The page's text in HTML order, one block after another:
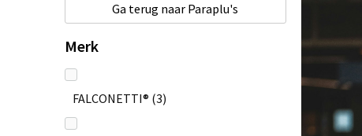
Ga terug naar Paraplu's
Merk
FALCONETTI® (3)